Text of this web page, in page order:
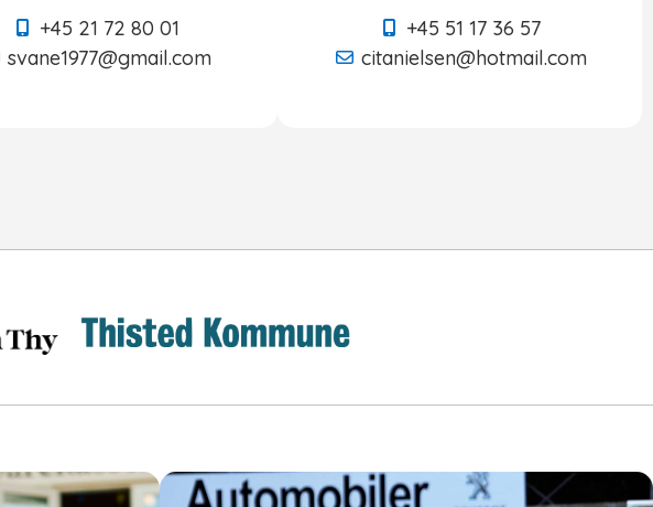
+45 21 72 80 01
svane1977@gmail.com
+45 51 17 36 57
citanielsen@hotmail.com